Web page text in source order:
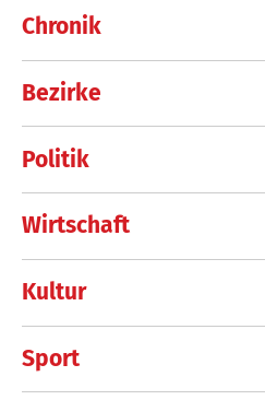
Chronik
Bezirke
Politik
Wirtschaft
Kultur
Sport